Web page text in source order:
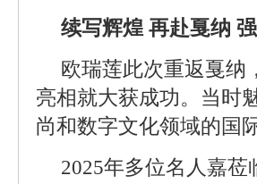
续写辉煌 再赴戛纳
欧瑞莲此次重返戛纳
亮相就大获成功。当时
尚和数字文化领域的国
2025年多位名人嘉